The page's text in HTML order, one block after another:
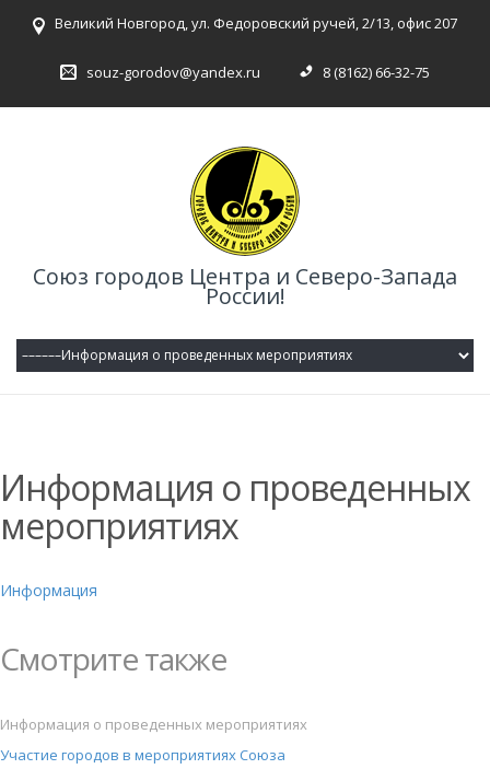
Великий Новгород, ул. Федоровский ручей, 2/13, офис 207
souz-gorodov@yandex.ru 8 (8162) 66-32-75
Союз городов Центра и Северо-Запада
России!
Информация о проведенных
мероприятиях
Информация
Смотрите также
Информация о проведенных мероприятиях
Участие городов в мероприятиях Союза